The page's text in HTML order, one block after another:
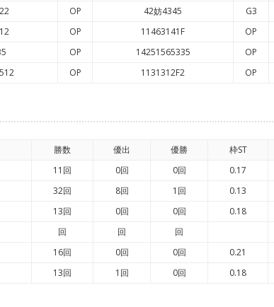
OP 42妨4345 G3
OP 11463141F OP
OP 14251565335 OP
OP 1131312F2 OP
勝数 優出 優勝 枠ST
11回 0回 0回 0.17
32回 8回 1回 0.13
13回 0回 0回 0.18
回 回 回
16回 0回 0回 0.21
13回 1回 0回 0.18